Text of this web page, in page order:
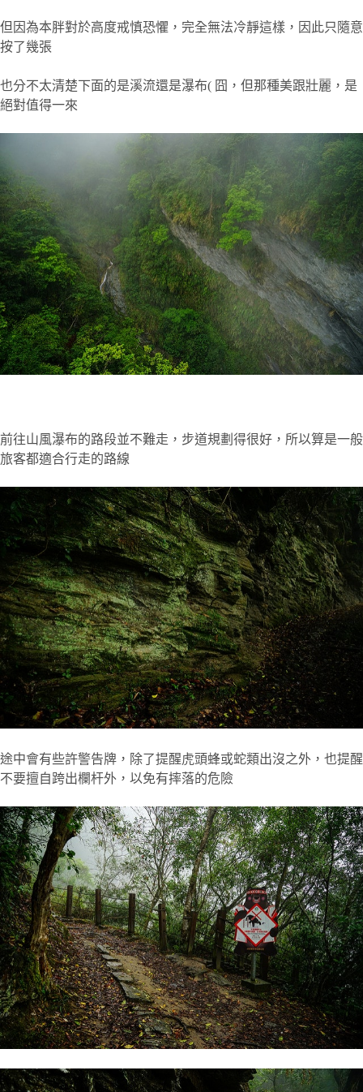
但因為本胖對於高度戒慎恐懼，完全無法冷靜這樣，因此只隨意
按了幾張
也分不太清楚下面的是溪流還是瀑布( 囧，但那種美跟壯麗，是
絕對值得一來
前往山風瀑布的路段並不難走，步道規劃得很好，所以算是一般
旅客都適合行走的路線
途中會有些許警告牌，除了提醒虎頭蜂或蛇類出沒之外，也提醒
不要擅自跨出欄杆外，以免有摔落的危險